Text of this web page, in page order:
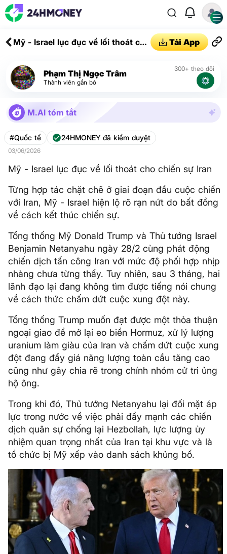
Mỹ - Israel lục đục về lối thoát cho
Tải App
Phạm Thị Ngọc Trâm
Thành viên gắn bó
300+ theo dõi
M.AI tóm tắt
#Quốc tế 24HMONEY đã kiểm duyệt
03/06/2026
Mỹ - Israel lục đục về lối thoát cho chiến sự Iran
Từng hợp tác chặt chẽ ở giai đoạn đầu cuộc chiến
với Iran, Mỹ - Israel hiện lộ rõ rạn nứt do bất đồng
về cách kết thúc chiến sự.
Tổng thống Mỹ Donald Trump và Thủ tướng Israel
Benjamin Netanyahu ngày 28/2 cùng phát động
chiến dịch tấn công Iran với mức độ phối hợp nhịp
nhàng chưa từng thấy. Tuy nhiên, sau 3 tháng, hai
lãnh đạo lại đang không tìm được tiếng nói chung
về cách thức chấm dứt cuộc xung đột này.
Tổng thống Trump muốn đạt được một thỏa thuận
ngoại giao để mở lại eo biển Hormuz, xử lý lượng
uranium làm giàu của Iran và chấm dứt cuộc xung
đột đang đẩy giá năng lượng toàn cầu tăng cao
cũng như gây chia rẽ trong chính nhóm cử tri ủng
hộ ông.
Trong khi đó, Thủ tướng Netanyahu lại đối mặt áp
lực trong nước về việc phải đẩy mạnh các chiến
dịch quân sự chống lại Hezbollah, lực lượng ủy
nhiệm quan trọng nhất của Iran tại khu vực và là
tổ chức bị Mỹ xếp vào danh sách khủng bố.